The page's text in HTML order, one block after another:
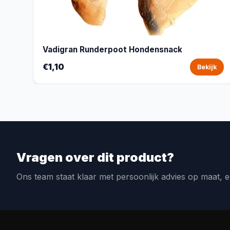
Vadigran Runderpoot Hondensnack
€1,10 Bekijk
Vragen over dit product?
Ons team staat klaar met persoonlijk advies op maat,